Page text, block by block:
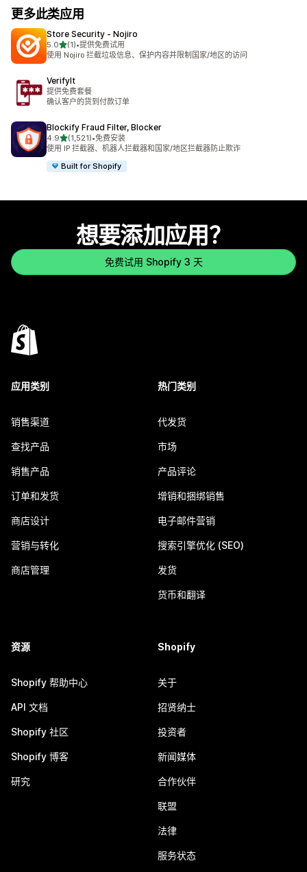
更多此类应用
Store Security ‑ Nojiro
5.0星（满分 5 星）
(1)
总共 1 条评论
•提供免费试用
使用 Nojiro 拦截垃圾信息、保护内容并限制国家/地区的访问
VerifyIt
提供免费套餐
确认客户的货到付款订单
Blockify Fraud Filter, Blocker
4.9星（满分 5 星）
(1,521)
总共 1521 条评论
•免费安装
使用 IP 拦截器、机器人拦截器和国家/地区拦截器防止欺诈
Built for Shopify
想要添加应用？
免费试用 Shopify 3 天
应用类别
销售渠道
查找产品
销售产品
订单和发货
商店设计
营销与转化
商店管理
热门类别
代发货
市场
产品评论
增销和捆绑销售
电子邮件营销
搜索引擎优化 (SEO)
发货
货币和翻译
资源
Shopify 帮助中心
API 文档
Shopify 社区
Shopify 博客
研究
Shopify
关于
招贤纳士
投资者
新闻媒体
合作伙伴
联盟
法律
服务状态